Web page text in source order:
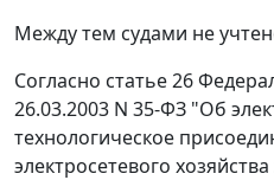
Между тем судами не
Согласно статье 26
26.03.2003 N 35-ФЗ "Об
технологическое
электросетевого